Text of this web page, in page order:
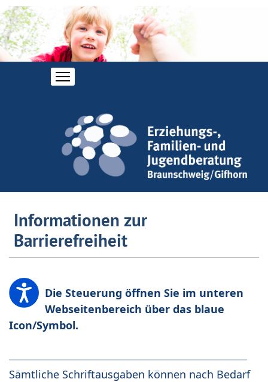
Informationen zur
Barrierefreiheit
Die Steuerung öffnen Sie im unteren
Webseitenbereich über das blaue
Icon/Symbol.
Sämtliche Schriftausgaben können nach Bedarf